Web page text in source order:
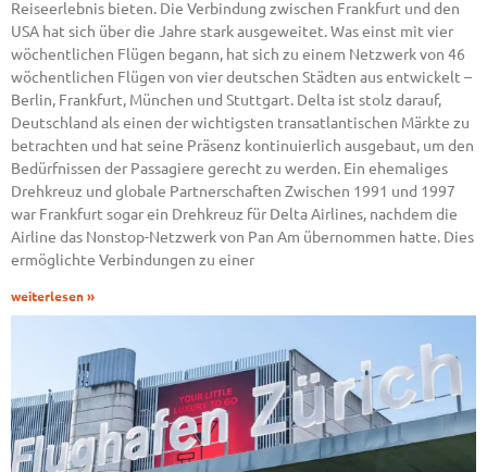
Reiseerlebnis bieten. Die Verbindung zwischen Frankfurt und den
USA hat sich über die Jahre stark ausgeweitet. Was einst mit vier
wöchentlichen Flügen begann, hat sich zu einem Netzwerk von 46
wöchentlichen Flügen von vier deutschen Städten aus entwickelt –
Berlin, Frankfurt, München und Stuttgart. Delta ist stolz darauf,
Deutschland als einen der wichtigsten transatlantischen Märkte zu
betrachten und hat seine Präsenz kontinuierlich ausgebaut, um den
Bedürfnissen der Passagiere gerecht zu werden. Ein ehemaliges
Drehkreuz und globale Partnerschaften Zwischen 1991 und 1997
war Frankfurt sogar ein Drehkreuz für Delta Airlines, nachdem die
Airline das Nonstop-Netzwerk von Pan Am übernommen hatte. Dies
ermöglichte Verbindungen zu einer
weiterlesen »